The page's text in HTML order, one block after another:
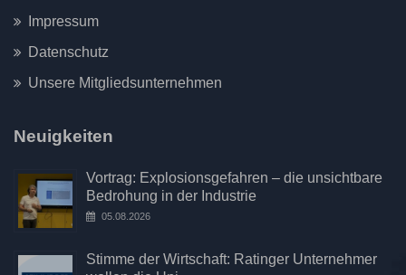
Impressum
Datenschutz
Unsere Mitgliedsunternehmen
Neuigkeiten
Vortrag: Explosionsgefahren – die unsichtbare
Bedrohung in der Industrie
05.08.2026
Stimme der Wirtschaft: Ratinger Unternehmer